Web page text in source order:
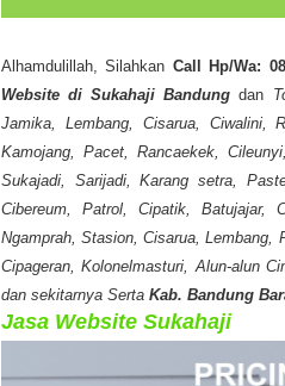
Alhamdulillah, Silahkan Call Hp/Wa:
Website di Sukahaji Bandung dan
Jamika, Lembang, Cisarua, Ciwalini,
Kamojang, Pacet, Rancaekek,
Sukajadi, Sarijadi, Karang setra,
Cibereum, Patrol, Cipatik, Batujajar,
Ngamprah, Stasion, Cisarua, Lembang,
Cipageran, Kolonelmasturi, Alun-alun
dan sekitarnya Serta Kab. Bandung
Jasa Website Sukahaji